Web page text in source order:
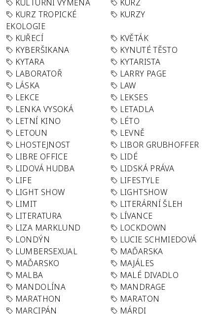
KULTURNÍ VÝMĚNA
KURZ
KURZ TROPICKÉ
EKOLOGIE
KURZY
KUŘECÍ
KVĚTÁK
KYBERŠIKANA
KYNUTÉ TĚSTO
KYTARA
KYTARISTA
LABORATOŘ
LARRY PAGE
LÁSKA
LAW
LEKCE
LEKSES
LENKA VYSOKÁ
LETADLA
LETNÍ KINO
LÉTO
LETOUN
LEVNĚ
LHOSTEJNOST
LIBOR GRUBHOFFER
LIBRE OFFICE
LIDÉ
LIDOVÁ HUDBA
LIDSKÁ PRÁVA
LIFE
LIFESTYLE
LIGHT SHOW
LIGHTSHOW
LIMIT
LITERÁRNÍ ŠLEH
LITERATURA
LÍVANCE
LIZA MARKLUND
LOCKDOWN
LONDÝN
LUCIE SCHMIEDOVÁ
LUMBERSEXUAL
MAĎARSKA
MAĎARSKO
MAJÁLES
MALBA
MALÉ DIVADLO
MANDOLÍNA
MANDRAGE
MARATHON
MARATON
MARCIPÁN
MÁRDI